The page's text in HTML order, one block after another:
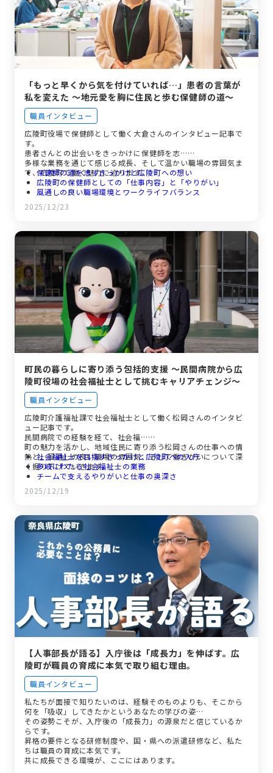
「もっと早くから気を付けていれば…」患者の言葉が
私を変えた ～地元愛を胸に住民と歩む保健師の道～
職員インタビュー
広陵町役場で保健師として働く大倉さんのインタビュー記事で
す。
患者さんとの出会いをきっかけに保健師を志…
多様な業務を通じて感じる成長、そして温かい職場の雰囲気ま
で、広陵町で働く魅力に迫ります。
保健師の道を志すきっかけと広陵町への想い
広陵町の保健師としての「仕事内容」と「やりがい」
風通しの良い職場環境とワークライフバランス
広陵町役場に入って「よかったこと」と「求職者へのメッセ
ージ」
2025/12/23
町民の暮らしに寄り添う包括的支援 ～民間病院から広
陵町役場の社会福祉士として挑むキャリアチェンジ～
職員インタビュー
広陵町介護福祉課で社会福祉士として働く松岡さんのインタビ
ュー記事です。
民間病院での経験を経て、社会福…
町の魅力を活かし、地域住民に寄り添う松岡さんの仕事への情
熱と、風通しの良い職場の雰囲気、そして働きがいについて深
く掘り下げていきます。
社会福祉士を目指すきっかけと広陵町への入庁
多岐にわたる社会福祉士の業務
チームで支えるやりがいと仕事の奥深さ
広陵町役場の職場の雰囲気とワークライフバランス
未来を担う社会福祉士へ
2025/12/19
【人事部長が語る】入庁後は「成長力」を伸ばす。広
陵町が職員の育成に本気で取り組む理由。
職員インタビュー
私たちが面接で知りたいのは、経験そのものよりも、そこから
何を「吸収」してきたかというあなたの学びの姿…
その姿勢こそが、入庁後の「成長力」の源泉だと信じているか
らです。
昇格の要件となる研修制度や、国・県への派遣研修など、私た
ちは職員の育成に本気です。
共に成長できる環境が、ここにはあります。